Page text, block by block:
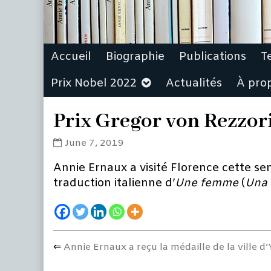
Accueil Biographie Publications
Prix Nobel 2022
Actualités À
Prix Gregor von
Prix
von
Rezzori,
6
juin,
2019
published
June 7, 2019
Annie Ernaux a visité Florence cette
traduction italienne d’Une femme(
Post
Previous
Annie Ernaux a reçu la médaille de la ville